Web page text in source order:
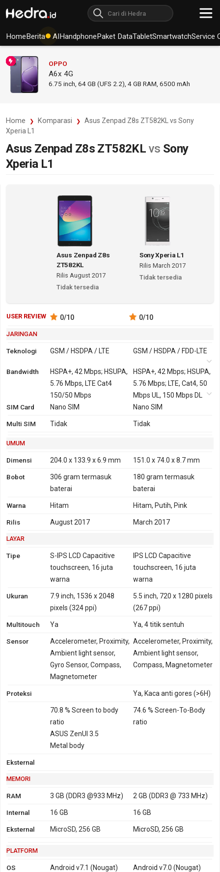
HomeBerita AIHandphonePaket DataTabletSmartwatchService
OPPO
A6x 4G
6.75 inch, 64 GB (UFS 2.2), 4 GB RAM 6500 mAh
Home Komparasi
Asus Zenpad Z8s ZT582KL vs Sony
Xperia L1
Asus Zenpad Z8s ZT582KL vs Sony
Xperia L1
Asus Zenpad Z8s
ZT582KL
Rilis August 2017
Tidak tersedia
Sony Xperia L1
Rilis March 2017
Tidak tersedia
USER REVIEW 0/10 0/10
JARINGAN
Teknologi GSM / HSDPA / LTE GSM / HSDPA / FDD-LTE
2G
GSM 850, 900, 1800,
1900
GSM 850, 900, 1800,
HSDPA 850, 900, 1900,
2100
HSDPA 850, 900, 1900,
2100 - G3311
4G
2100
1800, 1900, 2100, 2600 -
FDD-LTE 700, 850, 1700,
Bandwidth
HSPA+, 42 Mbps; HSUPA,
5.76 Mbps, LTE Cat4
150/50 Mbps
HSPA+, 42 Mbps; HSUPA,
5.76 Mbps; LTE, Cat4, 50
Mbps UL, 150 Mbps DL
SIM Card
Nano SIM Nano SIM
Multi SIM Tidak Tidak
UMUM
Dimensi 204.0 x 133.9 x 6.9 mm 151.0 x 74.0 x 8.7 mm
Bobot 306 gram termasuk
baterai
180 gram termasuk
baterai
Warna Hitam Hitam, Putih, Pink
Rilis August 2017 March 2017
LAYAR
Tipe
S-IPS LCD Capacitive
touchscreen, 16 juta
warna
IPS LCD Capacitive
touchscreen, 16 juta
warna
Ukuran
7.9 inch, 1536 x 2048
pixels (324 ppi)
5.5 inch, 720 x 1280 pixels
(267 ppi)
Multitouch Ya Ya, 4 titik sentuh
Sensor
Accelerometer, Proximity,
Ambient light sensor,
Gyro Sensor, Compass,
Magnetometer
Accelerometer, Proximity,
Ambient light sensor,
Compass, Magnetometer
Proteksi Ya, Kaca anti gores (>6H)
70.8 % Screen to body
ratio
ASUS ZenUI 3.5
Metal body
74.6 % Screen-To-Body
ratio
Eksternal
MEMORI
RAM 3 GB (DDR3 @933 MHz) 2 GB (DDR3 @ 733 MHz)
Internal 16 GB 16 GB
Eksternal MicroSD, 256 GB MicroSD, 256 GB
PLATFORM
OS Android v7.1 (Nougat) Android v7.0 (Nougat)